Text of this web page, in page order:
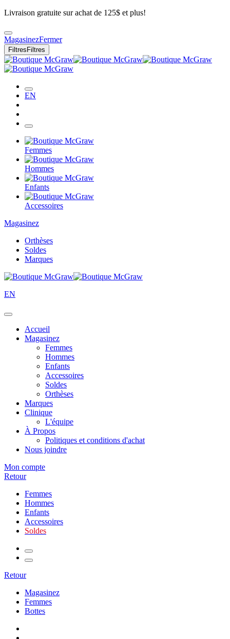
Livraison gratuite sur achat de 125$ et plus!
MagasinezFermer
Filtres Filtres
EN
Femmes
Hommes
Enfants
Accessoires
Magasinez
Orthèses
Soldes
Marques
EN
Accueil
Magasinez
Femmes
Hommes
Enfants
Accessoires
Soldes
Orthèses
Marques
Clinique
L'équipe
À Propos
Politiques et conditions d'achat
Nous joindre
Mon compte
Retour
Femmes
Hommes
Enfants
Accessoires
Soldes
Retour
Magasinez
Femmes
Bottes